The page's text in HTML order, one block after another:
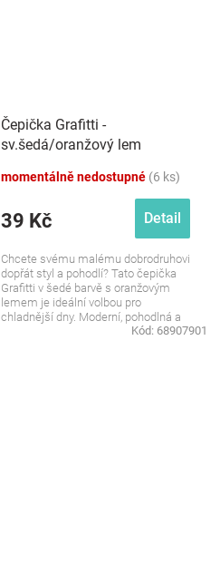
Čepička Grafitti -
sv.šedá/oranžový lem
momentálně nedostupné (6 ks)
39 Kč Detail
Chcete svému malému dobrodruhovi
dopřát styl a pohodlí? Tato čepička
Grafitti v šedé barvě s oranžovým
lemem je ideální volbou pro
chladnější dny. Moderní, pohodlná a
Kód: 68907901